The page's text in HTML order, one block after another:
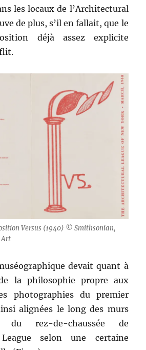
les locaux de l’Architectural
de plus, s’il en fallait, que le
déjà assez explicite
Versus (1940) © Smithsonian,
Art
devait quant à
la philosophie propre aux
photographies du premier
alignées le long des murs
du rez-de-chaussée de
League selon une certaine